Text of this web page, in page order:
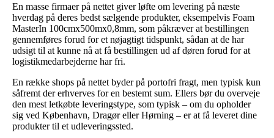
En masse firmaer på nettet giver løfte om levering på næste
hverdag på deres bedst sælgende produkter, eksempelvis Foam
MasterIn 100cmx500mx0,8mm, som påkræver at bestillingen
gennemføres forud for et nøjagtigt tidspunkt, sådan at de har
udsigt til at kunne nå at få bestillingen ud af døren forud for at
logistikmedarbejderne har fri.
En række shops på nettet byder på portofri fragt, men typisk kun
såfremt der erhverves for en bestemt sum. Ellers bør du overveje
den mest letkøbte leveringstype, som typisk – om du opholder
sig ved København, Dragør eller Hørning – er at få leveret dine
produkter til et udleveringssted.